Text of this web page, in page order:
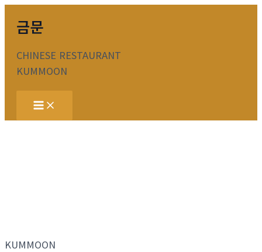
기
금문
CHINESE RESTAURANT
KUMMOON
Main
Menu
KUMMOON